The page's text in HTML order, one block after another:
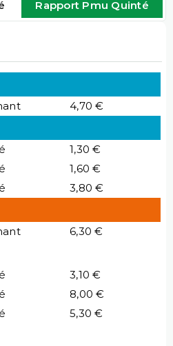
Rapport Pmu Quinté
4,70 €
1,30 €
1,60 €
3,80 €
6,30 €
3,10 €
8,00 €
5,30 €